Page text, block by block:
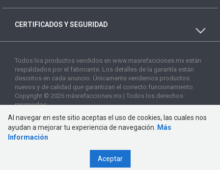
CERTIFICADOS Y SEGURIDAD
Todos los productos vendidos en www.masrefacciones.mx están
respaldados por el fabricante. Los detalles de la garantía están
descritos en cada anuncio. Únicamente vendemos productos
nuevos y de calidad que garantizan el correcto funcionamiento.
Copyright © 2026 másrefacciones.mx | Todos los derechos
reservados
Al navegar en este sitio aceptas el uso de cookies, las cuales nos
ayudan a mejorar tu experiencia de navegación.
Más
Información
Aceptar